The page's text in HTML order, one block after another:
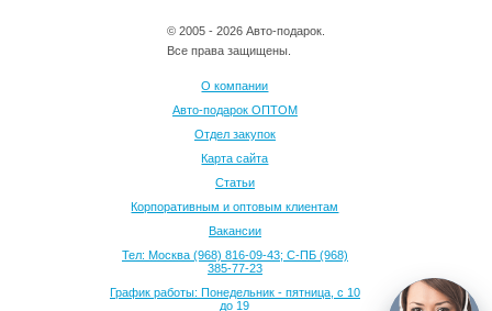
© 2005 - 2026 Авто-подарок.
Все права защищены.
О компании
Авто-подарок ОПТОМ
Отдел закупок
Карта сайта
Статьи
Корпоративным и оптовым клиентам
Вакансии
Тел: Москва (968) 816-09-43; С-ПБ (968)
385-77-23
График работы: Понедельник - пятница, с 10
до 19